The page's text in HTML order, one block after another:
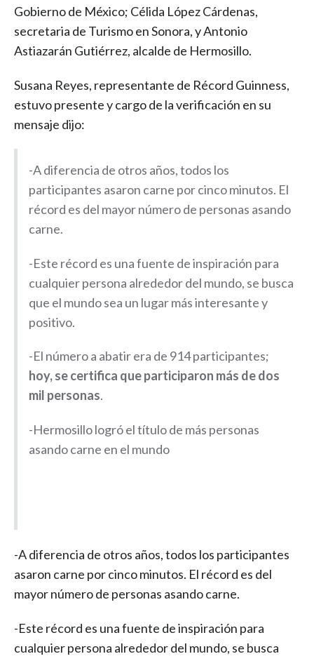
Gobierno de México; Célida López Cárdenas,
secretaria de Turismo en Sonora, y Antonio
Astiazarán Gutiérrez, alcalde de Hermosillo.
Susana Reyes, representante de Récord Guinness,
estuvo presente y cargo de la verificación en su
mensaje dijo:
-A diferencia de otros años, todos los
participantes asaron carne por cinco minutos. El
récord es del mayor número de personas asando
carne.
-Este récord es una fuente de inspiración para
cualquier persona alrededor del mundo, se busca
que el mundo sea un lugar más interesante y
positivo.
-El número a abatir era de 914 participantes;
hoy, se certifica que participaron más de dos
mil personas.
-Hermosillo logró el título de más personas
asando carne en el mundo
-A diferencia de otros años, todos los participantes
asaron carne por cinco minutos. El récord es del
mayor número de personas asando carne.
-Este récord es una fuente de inspiración para
cualquier persona alrededor del mundo, se busca